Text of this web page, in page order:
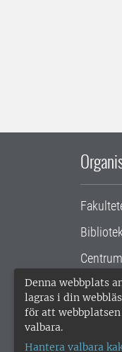
Denna webbplats
lagras i din
för att
valbara.
Hantera valbara